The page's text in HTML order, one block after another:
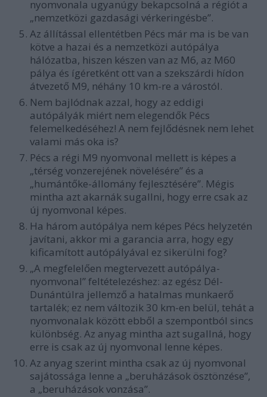
nyomvonala ugyanúgy bekapcsolná a régiót a
„nemzetközi gazdasági vérkeringésbe”.
Az állítással ellentétben Pécs már ma is be van
kötve a hazai és a nemzetközi autópálya
hálózatba, hiszen készen van az M6, az M60
pálya és ígéretként ott van a szekszárdi hídon
átvezető M9, néhány 10 km-re a várostól.
Nem bajlódnak azzal, hogy az eddigi
autópályák miért nem elegendők Pécs
felemelkedéséhez! A nem fejlődésnek nem lehet
valami más oka is?
Pécs a régi M9 nyomvonal mellett is képes a
„térség vonzerejének növelésére” és a
„humántőke-állomány fejlesztésére”. Mégis
mintha azt akarnák sugallni, hogy erre csak az
új nyomvonal képes.
Ha három autópálya nem képes Pécs helyzetén
javítani, akkor mi a garancia arra, hogy egy
kificamított autópályával ez sikerülni fog?
„A megfelelően megtervezett autópálya-
nyomvonal” feltételezéshez: az egész Dél-
Dunántúlra jellemző a hatalmas munkaerő
tartalék; ez nem változik 30 km-en belül, tehát a
nyomvonalak között ebből a szempontból sincs
különbség. Az anyag mintha azt sugallná, hogy
erre is csak az új nyomvonal lenne képes.
Az anyag szerint mintha csak az új nyomvonal
sajátossága lenne a „beruházások ösztönzése”,
a „beruházások vonzása”.